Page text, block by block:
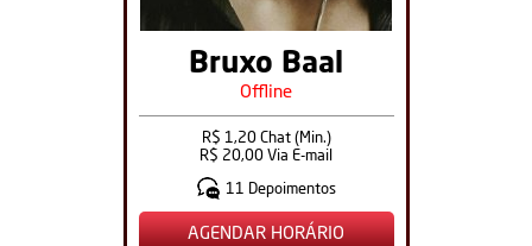
Bruxo Baal
Offline
R$ 1,20 Chat (Min.)
R$ 20,00 Via E-mail
11 Depoimentos
AGENDAR HORÁRIO